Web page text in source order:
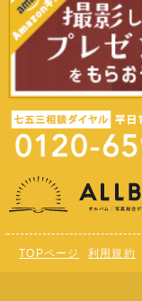
TOPページ 利用規約